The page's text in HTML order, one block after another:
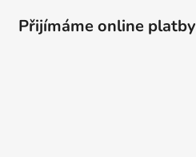
Přijímáme online platby